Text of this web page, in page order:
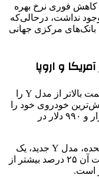
کاهش فوری نرخ بهره
نداشت، درحالی‌که
بانک‌های مرکزی جهانی
و اروپا
شرکت خودروسازی تسلا، نسخه جدید با قیمت بالاتر از مدل Y را
خودروی خود را
در روز پنجشنبه (۲۳ ژانویه) به قیمت ۵۹ هزار و ۹۹۰ دلار در
بر اساس وب‌سایت این شرکت در ایالات‌متحده، مدل Y جدید، یک
نوع تمام چرخ متحرک دوربرد است که قیمت آن ۲۵ درصد بیشتر از